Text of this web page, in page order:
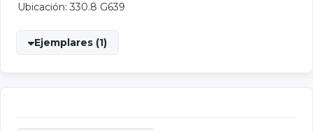
Ubicación: 330.8 G639
Ejemplares (1)